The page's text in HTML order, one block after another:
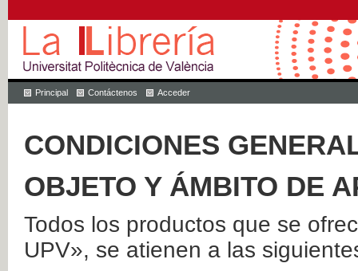
Principal Contáctenos Acceder
CONDICIONES
OBJETO Y ÁMBITO DE
Todos los productos que se
UPV», se atienen a las